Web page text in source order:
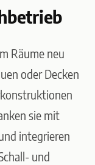
Räume neu
oder Decken
sie mit
integrieren
und